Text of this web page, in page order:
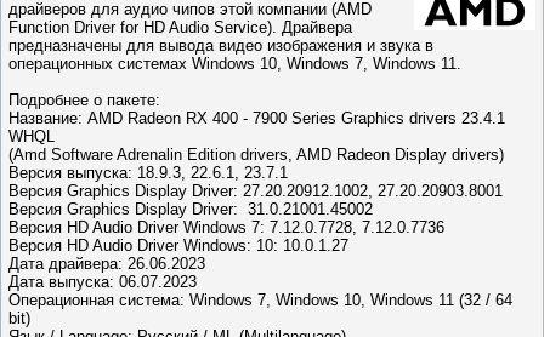
драйверов для аудио чипов этой компании (AMD
Function Driver for HD Audio Service). Драйвера
предназначены для вывода видео изображения и звука в
операционных системах Windows 10, Windows 7, Windows 11.
Подробнее о пакете:
Название: AMD Radeon RX 400 - 7900 Series Graphics drivers 23.4.1
WHQL
(Amd Software Adrenalin Edition drivers, AMD Radeon Display drivers)
Версия выпуска: 18.9.3, 22.6.1, 23.7.1
Версия Graphics Display Driver: 27.20.20912.1002, 27.20.20903.8001
Версия Graphics Display Driver: 31.0.21001.45002
Версия HD Audio Driver Windows 7: 7.12.0.7728, 7.12.0.7736
Версия HD Audio Driver Windows: 10: 10.0.1.27
Дата драйвера: 26.06.2023
Дата выпуска: 06.07.2023
Операционная система: Windows 7, Windows 10, Windows 11 (32 / 64
bit)